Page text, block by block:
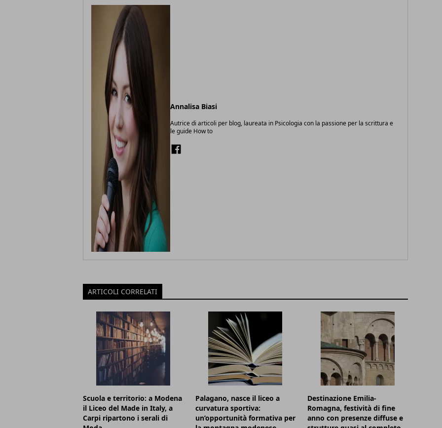
Annalisa Biasi
Autrice di articoli per blog, laureata in Psicologia con la passione per la scrittura e
le guide How to
ARTICOLI CORRELATI
Scuola e territorio: a Modena
il Liceo del Made in Italy, a
Carpi ripartono i serali di
Palagano, nasce il liceo a
curvatura sportiva:
un’opportunità formativa per
Destinazione Emilia-
Romagna, festività di fine
anno con presenze diffuse e